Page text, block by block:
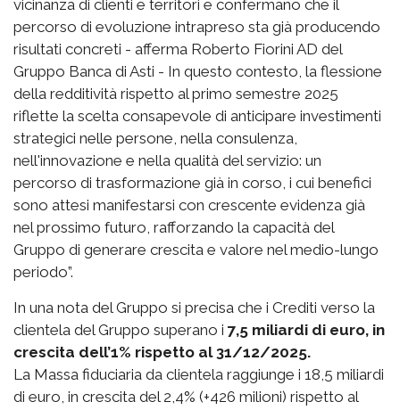
vicinanza di clienti e territori e confermano che il
percorso di evoluzione intrapreso sta già producendo
risultati concreti - afferma Roberto Fiorini AD del
Gruppo Banca di Asti - In questo contesto, la flessione
della redditività rispetto al primo semestre 2025
riflette la scelta consapevole di anticipare investimenti
strategici nelle persone, nella consulenza,
nell'innovazione e nella qualità del servizio: un
percorso di trasformazione già in corso, i cui benefici
sono attesi manifestarsi con crescente evidenza già
nel prossimo futuro, rafforzando la capacità del
Gruppo di generare crescita e valore nel medio-lungo
periodo”.
In una nota del Gruppo si precisa che i Crediti verso la
clientela del Gruppo superano i 7,5 miliardi di euro, in
crescita dell’1% rispetto al 31/12/2025.
La Massa fiduciaria da clientela raggiunge i 18,5 miliardi
di euro, in crescita del 2,4% (+426 milioni) rispetto al